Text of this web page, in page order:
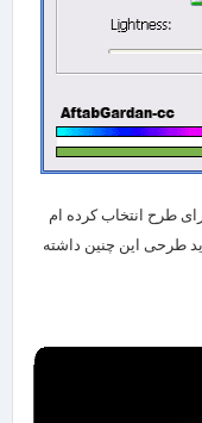
طرح انتخاب کرده ام
طرحی این چنین داشته